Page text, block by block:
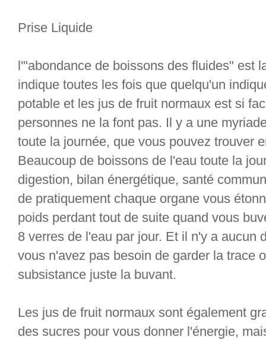
Prise Liquide
l'"abondance de boissons des fluides" est
indique toutes les fois que quelqu'un
potable et les jus de fruit normaux est si
personnes ne la font pas. Il y a une
toute la journée, que vous pouvez trouver
Beaucoup de boissons de l'eau toute la
digestion, bilan énergétique, santé
de pratiquement chaque organe vous
poids perdant tout de suite quand vous
8 verres de l'eau par jour. Et il n'y a aucun
vous n'avez pas besoin de garder la trace
subsistance juste la buvant.
Les jus de fruit normaux sont également
des sucres pour vous donner l'énergie,